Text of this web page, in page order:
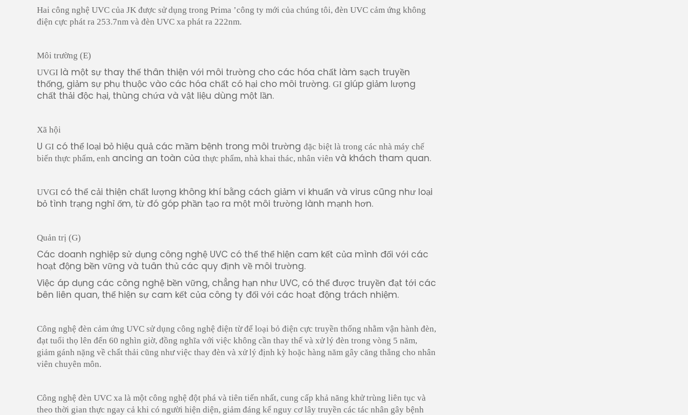
Hai công nghệ UVC của JK được sử dụng trong Prima ’công ty mới của chúng tôi, đèn UVC cảm ứng không
điện cực phát ra 253.7nm và đèn UVC xa phát ra 222nm.
Môi trường (E)
UVGI là một sự thay thế thân thiện với môi trường cho các hóa chất làm sạch truyền
thống, giảm sự phụ thuộc vào các hóa chất có hại cho môi trường. GI giúp giảm lượng
chất thải độc hại, thùng chứa và vật liệu dùng một lần.
Xã hội
U GI có thể loại bỏ hiệu quả các mầm bệnh trong môi trường đặc biệt là trong các nhà máy chế
biến thực phẩm, enh ancing an toàn của thực phẩm, nhà khai thác, nhân viên và khách tham quan.
UVGI có thể cải thiện chất lượng không khí bằng cách giảm vi khuẩn và virus cũng như loại
bỏ tình trạng nghỉ ốm, từ đó góp phần tạo ra một môi trường lành mạnh hơn.
Quản trị (G)
Các doanh nghiệp sử dụng công nghệ UVC có thể thể hiện cam kết của mình đối với các
hoạt động bền vững và tuân thủ các quy định về môi trường.
Việc áp dụng các công nghệ bền vững, chẳng hạn như UVC, có thể được truyền đạt tới các
bên liên quan, thể hiện sự cam kết của công ty đối với các hoạt động trách nhiệm.
Công nghệ đèn cảm ứng UVC sử dụng công nghệ điện từ để loại bỏ điện cực truyền thống nhằm vận hành đèn,
đạt tuổi thọ lên đến 60 nghìn giờ, đồng nghĩa với việc không cần thay thế và xử lý đèn trong vòng 5 năm,
giảm gánh nặng về chất thải cũng như việc thay đèn và xử lý định kỳ hoặc hàng năm gây căng thẳng cho nhân
viên chuyên môn.
Công nghệ đèn UVC xa là một công nghệ đột phá và tiên tiến nhất, cung cấp khả năng khử trùng liên tục và
theo thời gian thực ngay cả khi có người hiện diện, giảm đáng kể nguy cơ lây truyền các tác nhân gây bệnh